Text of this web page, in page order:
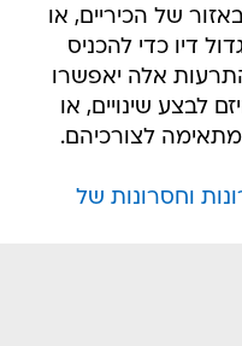
של הכיריים, או
דיו כדי להכניס
אלה יאפשרו
לבצע שינויים, או
לצורכיהם.
וחסרונות של